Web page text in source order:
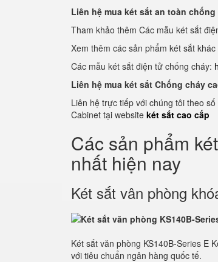
Liên hệ mua két sắt an toàn chống
Tham khảo thêm Các mẫu két sắt
Xem thêm các sản phẩm két sắt khác
Các mẫu két sắt điện tử chống cháy:
Liên hệ mua két sắt Chống cháy
Liên hệ trực tiếp với chúng tôi theo
Cabinet tại website két sắt cao cấp
Các sản phẩm
nhất hiện nay
Két sắt vân phòng
Két sắt văn phòng KS140B-Series E
với tiêu chuẩn ngân hàng quốc tế.